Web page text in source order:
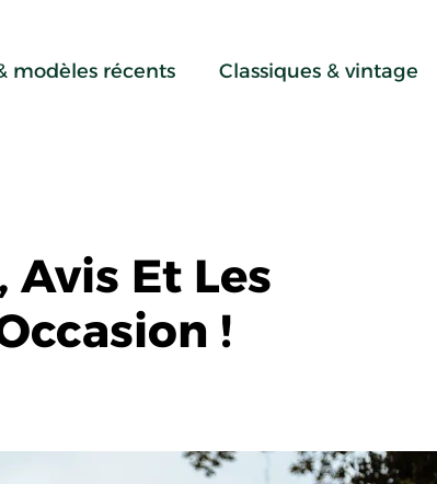
modèles récents Classiques & vintage
Avis Et Les
!